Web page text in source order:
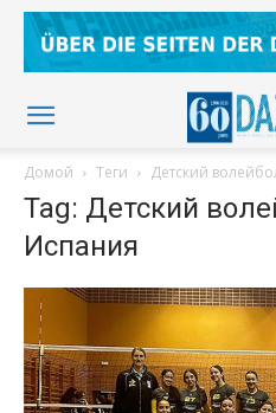
Домой Теги Детский
Tag: Детский
Испания